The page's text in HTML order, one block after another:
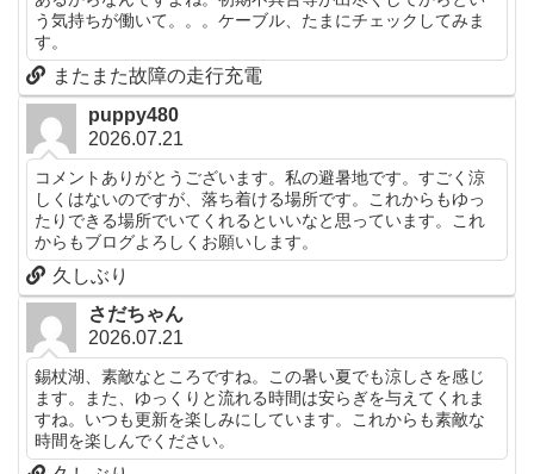
う気持ちが働いて。。。ケーブル、たまにチェックしてみま
す。
またまた故障の走行充電
puppy480
2026.07.21
コメントありがとうございます。私の避暑地です。すごく涼
しくはないのですが、落ち着ける場所です。これからもゆっ
たりできる場所でいてくれるといいなと思っています。これ
からもブログよろしくお願いします。
久しぶり
さだちゃん
2026.07.21
錫杖湖、素敵なところですね。この暑い夏でも涼しさを感じ
ます。また、ゆっくりと流れる時間は安らぎを与えてくれま
すね。いつも更新を楽しみにしています。これからも素敵な
時間を楽しんでください。